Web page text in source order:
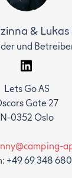
&
und
Lets Go AS
Gate 27
N-0352 Oslo
+49 69 348 680